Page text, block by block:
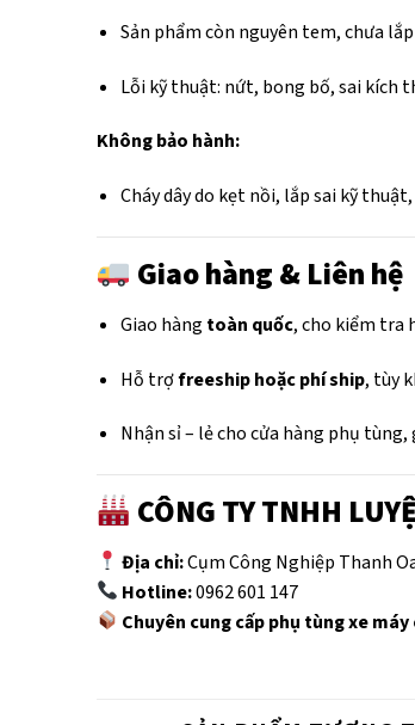
Sản phẩm còn nguyên tem, chưa
Lỗi kỹ thuật: nứt, bong bố, sai kích
Không bảo hành:
Cháy dây do kẹt nồi, lắp sai kỹ
Giao hàng & Liên hệ
Giao hàng toàn quốc, cho kiểm tra
Hỗ trợfreeship hoặc phí ship, tùy
Nhận sỉ – lẻ cho cửa hàng phụ
CÔNG TY TNHH
Địa chỉ:Cụm Công Nghiệp Thanh
Hotline:0962 601 147
Chuyên cung cấp phụ tùng xe